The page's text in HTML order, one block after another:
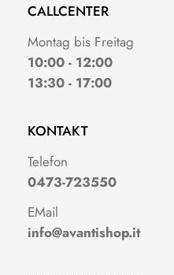
CALLCENTER
Montag bis Freitag
10:00 - 12:00
13:30 - 17:00
KONTAKT
Telefon
0473-723550
EMail
info@avantishop.it